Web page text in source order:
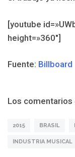
[youtube
height=»360″]
Fuente: Billboard
Los
2015 BRASIL
INDUSTRIA MUSICAL